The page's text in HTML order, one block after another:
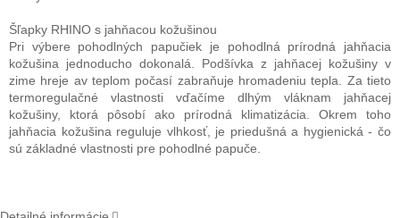
Šľapky RHINO s jahňacou kožušinou
Pri výbere pohodlných papučiek je pohodlná prírodná jahňacia
kožušina jednoducho dokonalá. Podšívka z jahňacej kožušiny v
zime hreje av teplom počasí zabraňuje hromadeniu tepla. Za tieto
termoregulačné vlastnosti vďačíme dlhým vláknam jahňacej
kožušiny, ktorá pôsobí ako prírodná klimatizácia. Okrem toho
jahňacia kožušina reguluje vlhkosť, je priedušná a hygienická - čo
sú základné vlastnosti pre pohodlné papuče.